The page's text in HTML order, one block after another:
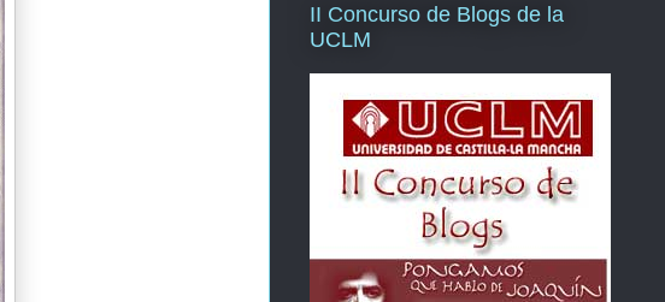
II Concurso de Blogs de la
UCLM